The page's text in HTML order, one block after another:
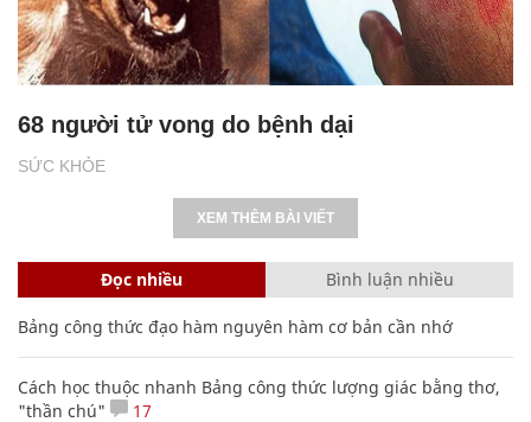
SỨC KHỎE
68 người tử vong do bệnh dại
XEM THÊM BÀI VIẾT
Đọc nhiều Bình luận nhiều
Bảng công thức đạo hàm nguyên hàm cơ bản cần nhớ
Cách học thuộc nhanh Bảng công thức lượng giác bằng thơ,
"thần chú"
17